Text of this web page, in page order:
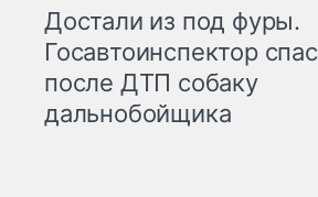
Достали из под фуры.
Госавтоинспектор спас
после ДТП собаку
дальнобойщика